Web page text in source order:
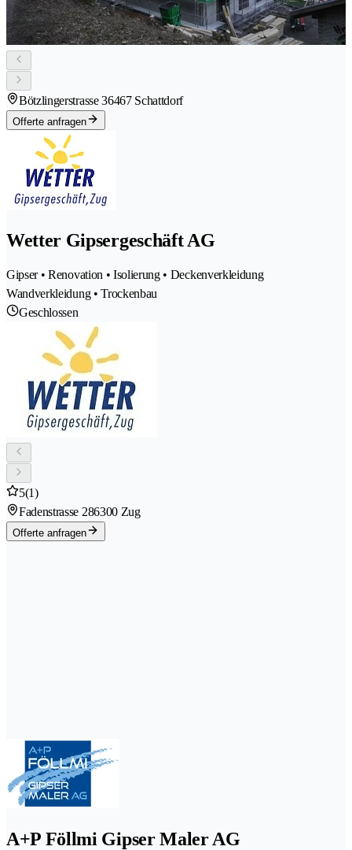
Bötzlingerstrasse 36467 Schattdorf
Offerte anfragen
Wetter Gipsergeschäft AG
Gipser • Renovation • Isolierung • Deckenverkleidung
Wandverkleidung • Trockenbau
Geschlossen
5(1)
Fadenstrasse 286300 Zug
Offerte anfragen
A+P Föllmi Gipser Maler AG